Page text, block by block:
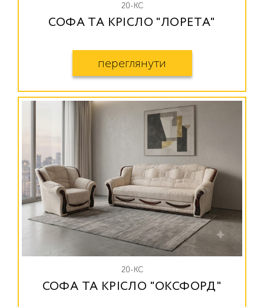
20-КС
СОФА ТА КРІСЛО "ЛОРЕТА"
переглянути
20-КС
СОФА ТА КРІСЛО "ОКСФОРД"